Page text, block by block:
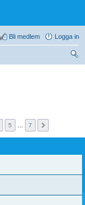
Logga in
Bli medlem
5 7